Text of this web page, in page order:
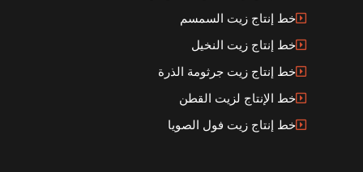
خط إنتاج زيت السمسم
خط إنتاج زيت النخيل
خط إنتاج زيت جرثومة الذرة
خط الإنتاج لزيت القطن
خط إنتاج زيت فول الصويا